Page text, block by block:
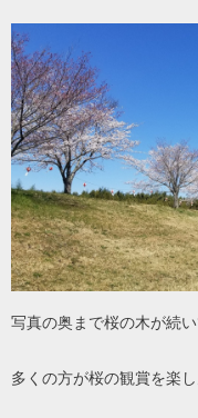
写真の奥まで桜の木が続
多くの方が桜の観賞を楽し